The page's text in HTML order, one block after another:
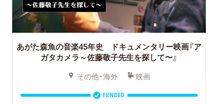
あがた森魚の音楽45年史 ドキュメンタリー映画『ア
ガタカメラ～佐藤敬子先生を探して〜』
その他・海外 映画
FUNDED